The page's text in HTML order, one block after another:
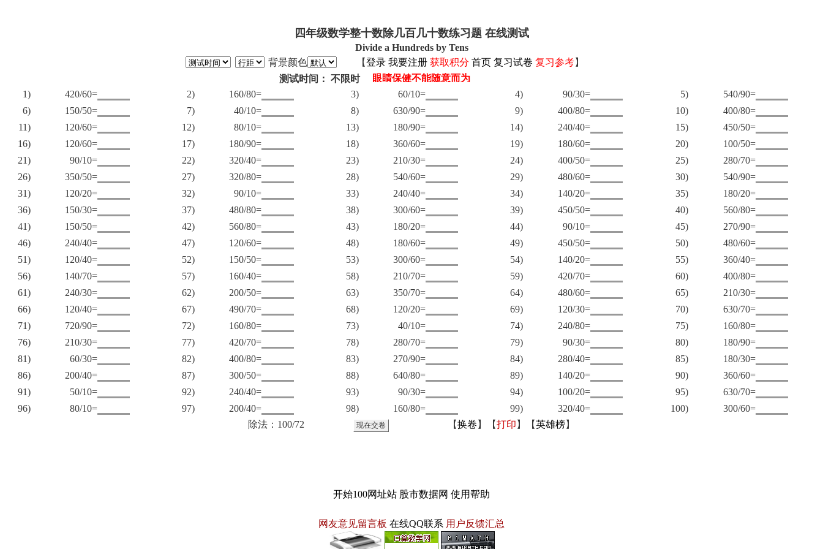
四年级数学整十数除几百几十数练习题 在线测试
Divide a Hundreds by Tens
背景颜色
【登录 我要注册 获取积分 首页 复习试卷 复习参考】
测试时间： 不限时
1)
420/60= 2) 160/80= 3) 60/10= 4) 90/30= 5)
540/90=
6)
150/50= 7) 40/10= 8) 630/90= 9) 400/80= 10)
400/80=
11)
120/60= 12) 80/10= 13) 180/90= 14) 240/40= 15)
450/50=
16)
120/60= 17) 180/90= 18) 360/60= 19) 180/60= 20)
100/50=
21)
90/10= 22) 320/40= 23) 210/30= 24) 400/50= 25)
280/70=
26)
350/50= 27) 320/80= 28) 540/60= 29) 480/60= 30)
540/90=
31)
120/20= 32) 90/10= 33) 240/40= 34) 140/20= 35)
180/20=
36)
150/30= 37) 480/80= 38) 300/60= 39) 450/50= 40)
560/80=
41)
150/50= 42) 560/80= 43) 180/20= 44) 90/10= 45)
270/90=
46)
240/40= 47) 120/60= 48) 180/60= 49) 450/50= 50)
480/60=
51)
120/40= 52) 150/50= 53) 300/60= 54) 140/20= 55)
360/40=
56)
140/70= 57) 160/40= 58) 210/70= 59) 420/70= 60)
400/80=
61)
240/30= 62) 200/50= 63) 350/70= 64) 480/60= 65)
210/30=
66)
120/40= 67) 490/70= 68) 120/20= 69) 120/30= 70)
630/70=
71)
720/90= 72) 160/80= 73) 40/10= 74) 240/80= 75)
160/80=
76)
210/30= 77) 420/70= 78) 280/70= 79) 90/30= 80)
180/90=
81)
60/30= 82) 400/80= 83) 270/90= 84) 280/40= 85)
180/30=
86)
200/40= 87) 300/50= 88) 640/80= 89) 140/20= 90)
360/60=
91)
50/10= 92) 240/40= 93) 90/30= 94) 100/20= 95)
630/70=
96)
80/10= 97) 200/40= 98) 160/80= 99) 320/40= 100)
300/60=
除法：100/72
【换卷 】【打印 】【英雄榜】
开始100网址站 股市数据网 使用帮助
网友意见留言板 在线QQ联系 用户反馈汇总